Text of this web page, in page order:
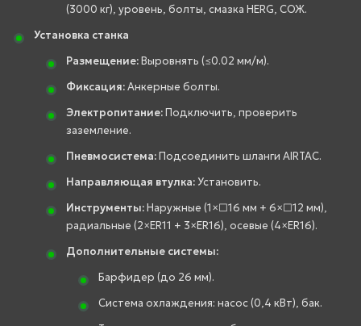
(3000 кг), уровень, болты, смазка HERG, СОЖ.
Установка станка
Размещение:Выровнять (≤0.02 мм/м).
Фиксация:Анкерные болты.
Электропитание:Подключить, проверить
заземление.
Пневмосистема:Подсоединить шланги AIRTAC.
Направляющая втулка:Установить.
Инструменты:Наружные (1×□16 мм + 6×□12 мм),
радиальные (2×ER11 + 3×ER16), осевые (4×ER16).
Дополнительные системы:
Барфидер (до 26 мм).
Система охлаждения: насос (0,4 кВт), бак.